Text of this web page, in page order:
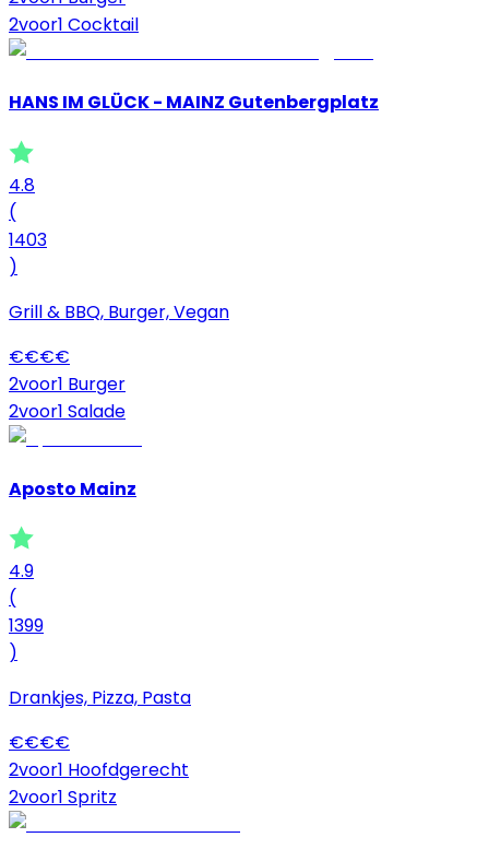
2voor1 Cocktail
HANS IM GLÜCK - MAINZ Gutenbergplatz
4.8
(
1403
)
Grill & BBQ, Burger, Vegan
€€€€
2voor1 Burger
2voor1 Salade
Aposto Mainz
4.9
(
1399
)
Drankjes, Pizza, Pasta
€€€€
2voor1 Hoofdgerecht
2voor1 Spritz